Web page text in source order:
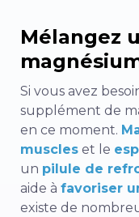
Mélangez
Si vous avez
supplément de
en ce moment.
muscles et le
un pilule de
aide à favoriser
existe de